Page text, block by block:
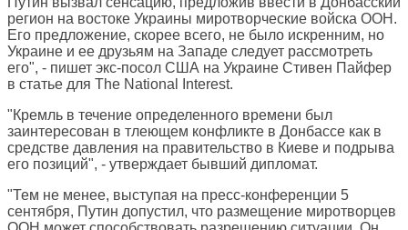
регион на востоке Украины миротворческие войска ООН.
Его предложение, скорее всего, не было искренним, но
Украине и ее друзьям на Западе следует рассмотреть
его", - пишет экс-посол США на Украине Стивен Пайфер
в статье для The National Interest.
"Кремль в течение определенного времени был
заинтересован в тлеющем конфликте в Донбассе как в
средстве давления на правительство в Киеве и подрыва
его позиций", - утверждает бывший дипломат.
"Тем не менее, выступая на пресс-конференции 5
сентября, Путин допустил, что размещение миротворцев